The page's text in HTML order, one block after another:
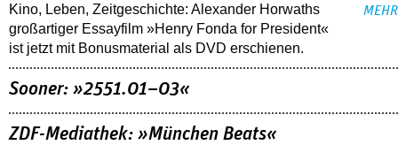
Kino, Leben, Zeitgeschichte: Alexander Horwaths
großartiger Essayfilm »Henry Fonda for President«
ist jetzt mit Bonusmaterial als DVD erschienen.
MEHR
Sooner: »2551.01–03«
ZDF-Mediathek: »München Beats«